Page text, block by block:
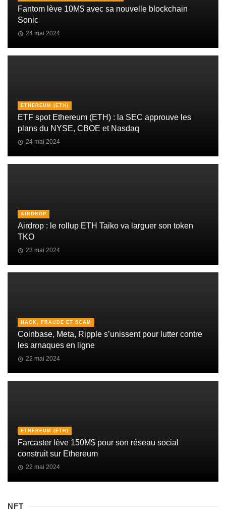
Fantom lève 10M$ avec sa nouvelle blockchain
Sonic
24 mai 2024
ETHEREUM (ETH)
ETF spot Ethereum (ETH) : la SEC approuve les
plans du NYSE, CBOE et Nasdaq
24 mai 2024
AIRDROP
Airdrop : le rollup ETH Taiko va larguer son token
TKO
23 mai 2024
HACK, FRAUDE ET SCAM
Coinbase, Meta, Ripple s’unissent pour lutter contre
les arnaques en ligne
22 mai 2024
ETHEREUM (ETH)
Farcaster lève 150M$ pour son réseau social
construit sur Ethereum
22 mai 2024
NFT